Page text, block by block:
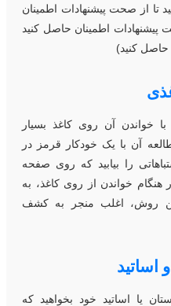
صحت پیشنهادات اطمینان
9: از صحت پیشنهادات اطمینان حاصل کنید
کنید)
آن روی کاغذ بسیار
با یک خودکار قرمز در
را بیابید که روی صفحه
خواندن از روی کاغذ، به
اغلب منجر به کشف
اساتید خود بخواهید که